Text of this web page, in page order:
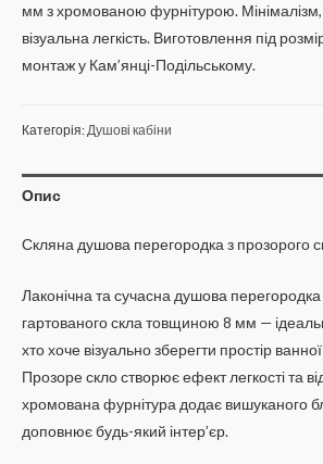
мм з хромованою фурнітурою. Мінімалізм,
візуальна легкість. Виготовлення під
монтаж у Кам’янці-Подільському.
Категорія:Душові кабіни
Опис
Скляна душова перегородка з прозорого
Лаконічна та сучасна душова
гартованого скла товщиною 8 мм —
хто хоче візуально зберегти простір
Прозоре скло створює ефект легкості та
хромована фурнітура додає вишуканого
доповнює будь-який інтер’єр.